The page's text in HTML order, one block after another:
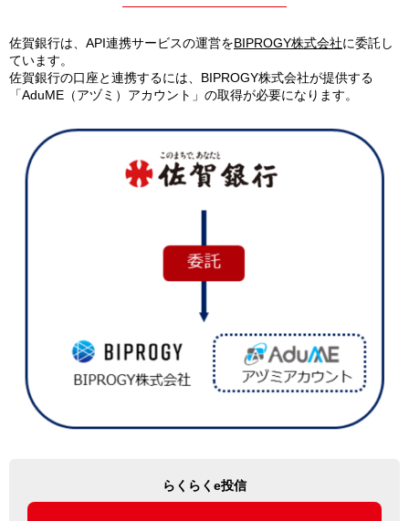
佐賀銀行は、API連携サービスの運営をBIPROGY株式会社に委託し
ています。
佐賀銀行の口座と連携するには、BIPROGY株式会社が提供する
「AduME（アヅミ）アカウント」の取得が必要になります。
らくらくe投信